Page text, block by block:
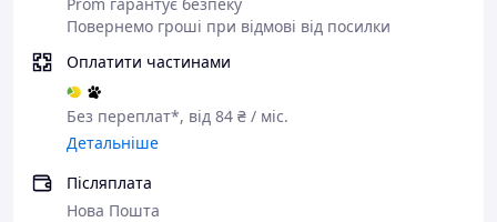
Повернемо гроші при відмові від посилки
Оплатити частинами
Без переплат*, від 84 ₴ / міс.
Детальніше
Післяплата
Нова Пошта